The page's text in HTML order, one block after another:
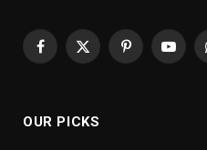
Facebook
X
Pinterest
OUR PICKS